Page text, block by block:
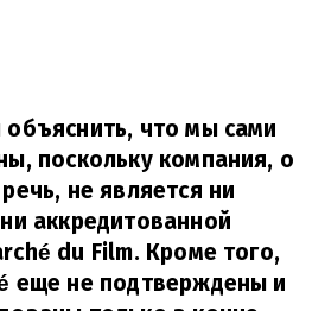
что мы сами
поскольку компания, о
не является ни
аккредитованной
du Film. Кроме того,
еще не подтверждены и